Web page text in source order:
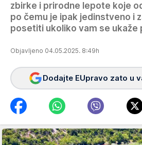
zbirke i prirodne lepote koje
po čemu je ipak jedinstveno i
posetiti ukoliko vam se ukaže
Objavljeno 04.05.2025. 8:49h
Dodajte EUpravo zato u